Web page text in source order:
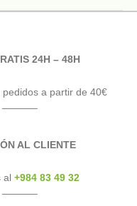
24H – 48H
a partir de 40€
———–
AL CLIENTE
al +984 83 49 32
———–